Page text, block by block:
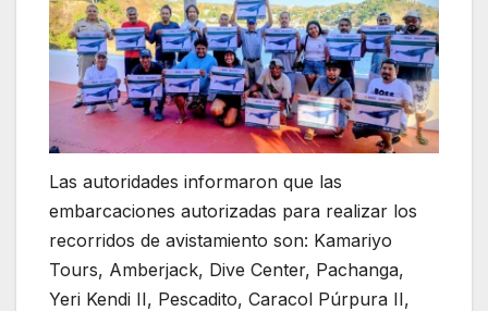
Las autoridades informaron que las
embarcaciones autorizadas para realizar los
recorridos de avistamiento son: Kamariyo
Tours, Amberjack, Dive Center, Pachanga,
Yeri Kendi II, Pescadito, Caracol Púrpura II,